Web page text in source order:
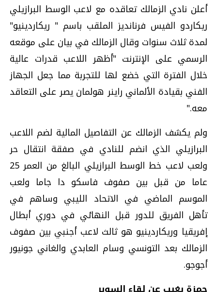
أعلن نادي الزمالك تعاقده مع لاعب الوسط البرازيلي
ريكاردو الفيس فرنانديز الملقب باسم " ريكاردينيو"
لمدة ثلاث سنوات وقال الزمالك في بيان على موقعه
الرسمي على الإنترنت "أظهر اللاعب قدرات عالية
خلال الفترة التي خضع لها للتجربة مما جعل الجهاز
الفني بقيادة الألماني راينر هولمان يصر على التعاقد
معه."
ولم يكشف الزمالك عن التفاصيل المالية لضم اللاعب
البرازيلي الذي انضم للنادي في صفقة انتقال حر
ولعب لاعب خط الوسط البرازيلي البالغ من العمر 25
عاما من قبل بين صفوف فاسكو دا جاما ولعب
الموسم الماضي في الاتحاد الليبي وساهم في
تأهل الفريق للدور قبل النهائي في دوري أبطال
إفريقيا وريكاردينيو هو ثالث لاعب أجنبي بين صفوف
الزمالك بعد التونسي وسام العابدي والغاني جونيور
أجوجو.